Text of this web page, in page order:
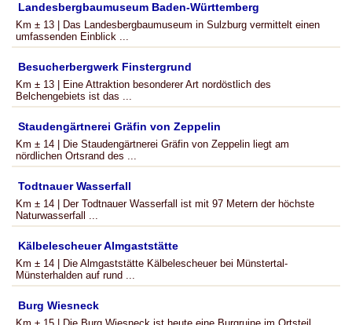
Landesbergbaumuseum Baden-Württemberg
Km ± 13 | Das Landesbergbaumuseum in Sulzburg vermittelt einen
umfassenden Einblick ...
Besucherbergwerk Finstergrund
Km ± 13 | Eine Attraktion besonderer Art nordöstlich des
Belchengebiets ist das ...
Staudengärtnerei Gräfin von Zeppelin
Km ± 14 | Die Staudengärtnerei Gräfin von Zeppelin liegt am
nördlichen Ortsrand des ...
Todtnauer Wasserfall
Km ± 14 | Der Todtnauer Wasserfall ist mit 97 Metern der höchste
Naturwasserfall ...
Kälbelescheuer Almgaststätte
Km ± 14 | Die Almgaststätte Kälbelescheuer bei Münstertal-
Münsterhalden auf rund ...
Burg Wiesneck